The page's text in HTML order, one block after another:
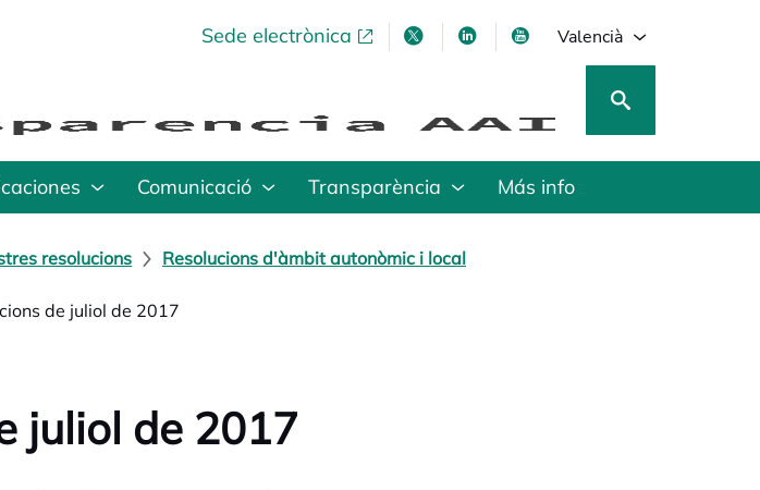
Sede electrònicaopens in a new tabopens in a new tab
opens in a new tab
opens in a new tab
Valencià
Comunicació Transparència Más info
resolucions Resolucions d'àmbit autonòmic i local
de juliol de 2017
juliol de 2017